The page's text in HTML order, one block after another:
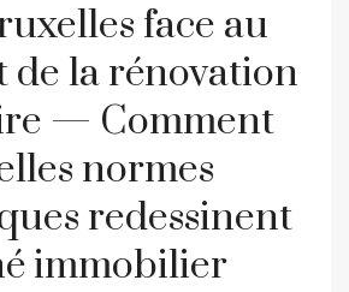
face au
la rénovation
— Comment
normes
redessinent
immobilier